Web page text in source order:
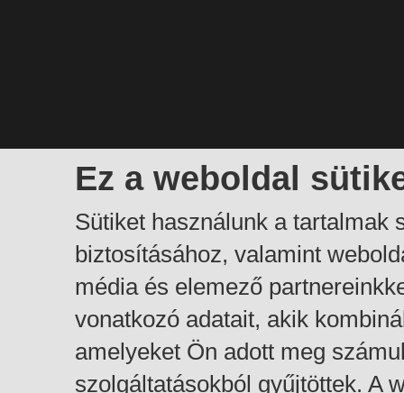
Ez a weboldal
Sütiket használunk a tartalmak
biztosításához, valamint
média és elemező
vonatkozó adatait, akik
amelyeket Ön adott meg
szolgáltatásokból gyűjtöttek. A